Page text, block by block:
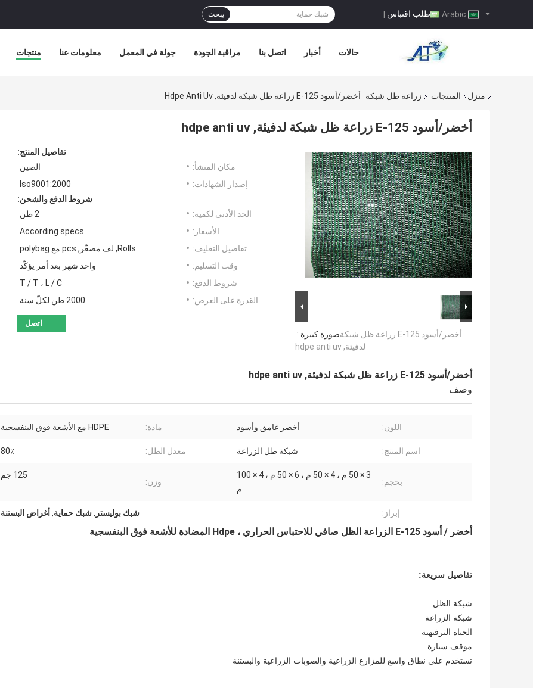
طلب اقتباس | يبحث
منتجات معلومات عنا جولة في المعمل مراقبة الجودة اتصل بنا أخبار حالات
منزل المنتجات زراعة ظل شبكة أخضر/أسود E-125 زراعة ظل شبكة لدفيئة, Hdpe Anti Uv
أخضر/أسود E-125 زراعة ظل شبكة لدفيئة, hdpe anti uv
صورة كبيرة :أخضر/أسود E-125 زراعة ظل شبكة
لدفيئة, hdpe anti uv
تفاصيل المنتج:
مكان المنشأ:
الصين
إصدار الشهادات:
Iso9001:2000
شروط الدفع والشحن:
الحد الأدنى لكمية:
2 طن
الأسعار:
According specs
تفاصيل التغليف:
Rolls, لف مصغّر, pcs مع polybag
وقت التسليم:
واحد شهر بعد أمر يؤكّد
شروط الدفع:
T / T ، L / C
القدرة على العرض:
2000 طن لكلّ سنة
اتصل
أخضر/أسود E-125 زراعة ظل شبكة لدفيئة, hdpe anti uv
وصف
اللون: أخضر غامق وأسود مادة: HDPE مع الأشعة فوق البنفسجية
اسم المنتج: شبكة ظل الزراعة معدل الظل: 80٪
بحجم:
3 × 50 م ، 4 × 50 م ، 6 × 50 م ، 4 × 100
م
وزن:
125 جم
إبراز: شبك بوليستر ,شبك حماية, أغراض البستنة
أخضر / أسود E-125 الزراعة الظل صافي للاحتباس الحراري ، Hdpe المضادة للأشعة فوق البنفسجية
تفاصيل سريعة:
شبكة الظل
شبكة الزراعة
الحياة الترفيهية
موقف سيارة
تستخدم على نطاق واسع للمزارع الزراعية والصوبات الزراعية والبستنة